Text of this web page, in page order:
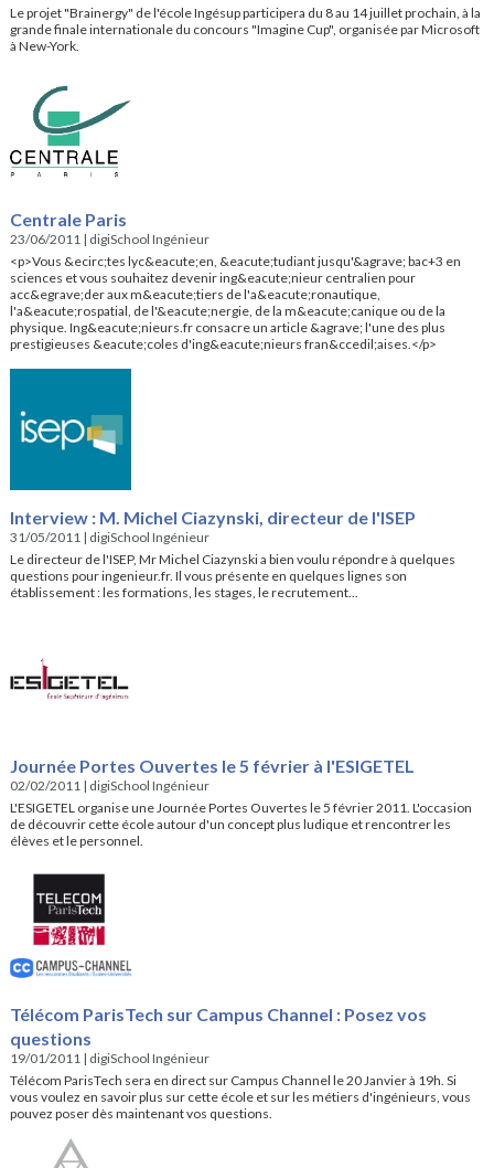
Le projet "Brainergy" de l'école Ingésup participera du 8 au 14 juillet prochain, à la
grande finale internationale du concours "Imagine Cup", organisée par Microsoft
à New-York.
Centrale Paris
23/06/2011 | digiSchool Ingénieur
<p>Vous &ecirc;tes lyc&eacute;en, &eacute;tudiant jusqu'&agrave; bac+3 en
sciences et vous souhaitez devenir ing&eacute;nieur centralien pour
acc&egrave;der aux m&eacute;tiers de l'a&eacute;ronautique,
l'a&eacute;rospatial, de l'&eacute;nergie, de la m&eacute;canique ou de la
physique. Ing&eacute;nieurs.fr consacre un article &agrave; l'une des plus
prestigieuses &eacute;coles d'ing&eacute;nieurs fran&ccedil;aises.</p>
Interview : M. Michel Ciazynski, directeur de l'ISEP
31/05/2011 | digiSchool Ingénieur
Le directeur de l'ISEP, Mr Michel Ciazynski a bien voulu répondre à quelques
questions pour ingenieur.fr. Il vous présente en quelques lignes son
établissement : les formations, les stages, le recrutement...
Journée Portes Ouvertes le 5 février à l'ESIGETEL
02/02/2011 | digiSchool Ingénieur
L'ESIGETEL organise une Journée Portes Ouvertes le 5 février 2011. L'occasion
de découvrir cette école autour d'un concept plus ludique et rencontrer les
élèves et le personnel.
Télécom ParisTech sur Campus Channel : Posez vos
questions
19/01/2011 | digiSchool Ingénieur
Télécom ParisTech sera en direct sur Campus Channel le 20 Janvier à 19h. Si
vous voulez en savoir plus sur cette école et sur les métiers d'ingénieurs, vous
pouvez poser dès maintenant vos questions.